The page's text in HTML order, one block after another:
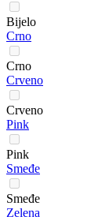
Bijelo
Crno
Crno
Crveno
Crveno
Pink
Pink
Smeđe
Smeđe
Zelena